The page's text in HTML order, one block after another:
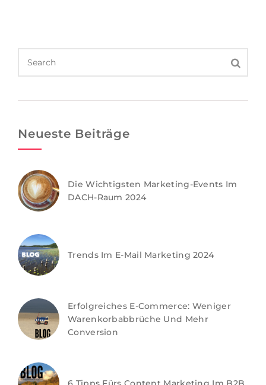
Neueste Beiträge
Die Wichtigsten Marketing-Events Im
DACH-Raum 2024
Trends Im E-Mail Marketing 2024
Erfolgreiches E-Commerce: Weniger
Warenkorbabbrüche Und Mehr
Conversion